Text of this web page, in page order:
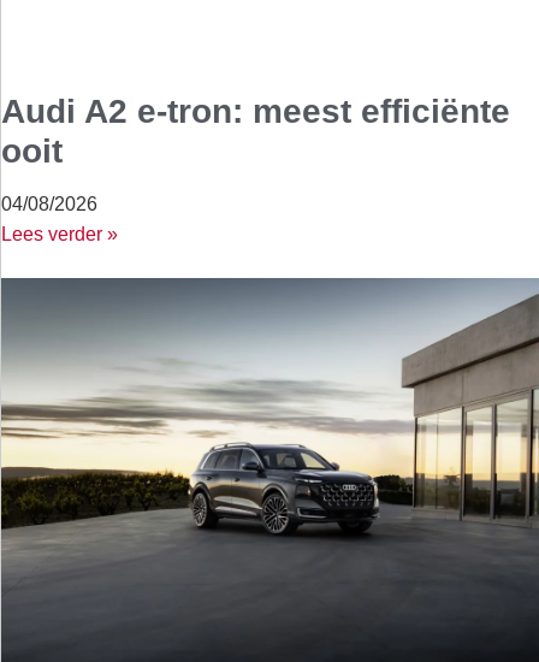
Audi A2 e-tron: meest efficiënte
ooit
04/08/2026
Lees verder »